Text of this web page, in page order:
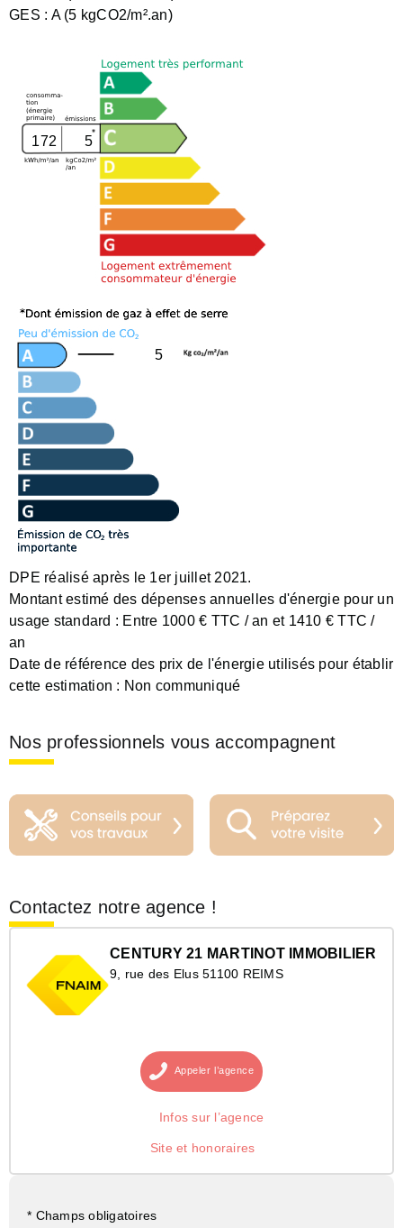
GES : A (5 kgCO2/m².an)
172 5
5
DPE réalisé après le 1er juillet 2021.
Montant estimé des dépenses annuelles d'énergie pour un
usage standard : Entre 1000 € TTC / an et 1410 € TTC /
an
Date de référence des prix de l'énergie utilisés pour établir
cette estimation : Non communiqué
Nos professionnels vous accompagnent
Contactez notre agence !
CENTURY 21 MARTINOT IMMOBILIER
9, rue des Elus 51100 REIMS
Appeler l’agence
Infos sur l’agence
Site et honoraires
* Champs obligatoires